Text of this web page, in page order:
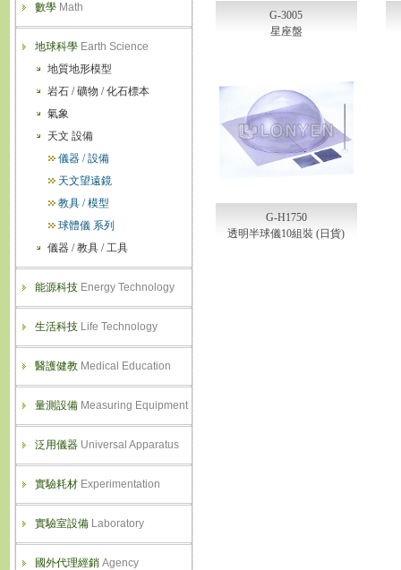
數學 Math
地球科學 Earth Science
地質地形模型
岩石 / 礦物 / 化石標本
氣象
天文 設備
儀器 / 設備
天文望遠鏡
教具 / 模型
球體儀 系列
儀器 / 教具 / 工具
能源科技 Energy Technology
生活科技 Life Technology
醫護健教 Medical Education
量測設備 Measuring Equipment
泛用儀器 Universal Apparatus
實驗耗材 Experimentation
實驗室設備 Laboratory
國外代理經銷 Agency
G-3005
星座盤
G-H1750
透明半球儀10組裝 (日貨)